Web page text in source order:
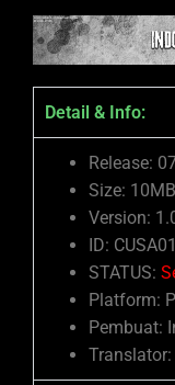
Detail & Info:
Release:
Size:
Version:
ID:
STATUS:
Platform:
Pembuat: